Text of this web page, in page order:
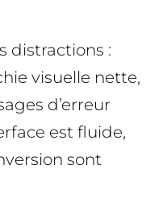
distractions :
visuelle nette,
d’erreur
est fluide,
sont